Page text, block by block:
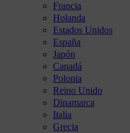
Francia
Holanda
Estados Unidos
España
Japón
Canadá
Polonia
Reino Unido
Dinamarca
Italia
Grecia